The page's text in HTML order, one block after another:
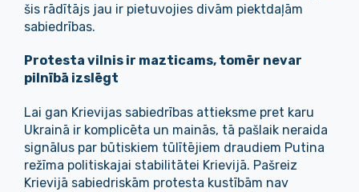
šis rādītājs jau ir pietuvojies divām piektdaļām
sabiedrības.
Protesta vilnis ir mazticams, tomēr nevar
pilnībā izslēgt
Lai gan Krievijas sabiedrības attieksme pret karu
Ukrainā ir komplicēta un mainās, tā pašlaik neraida
signālus par būtiskiem tūlītējiem draudiem Putina
režīma politiskajai stabilitātei Krievijā. Pašreiz
Krievijā sabiedriskām protesta kustībām nav